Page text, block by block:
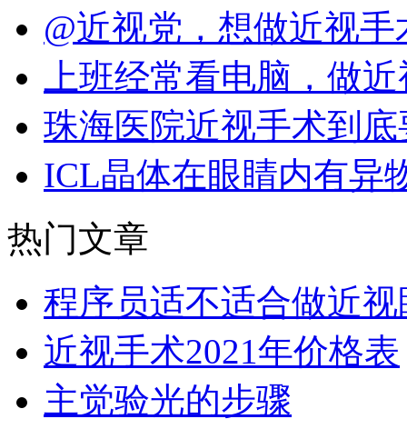
@近视党，想做近视
上班经常看电脑，做
珠海医院近视手术到
ICL晶体在眼睛内有异
热门文章
程序员适不适合做近视
近视手术2021年价格表
主觉验光的步骤